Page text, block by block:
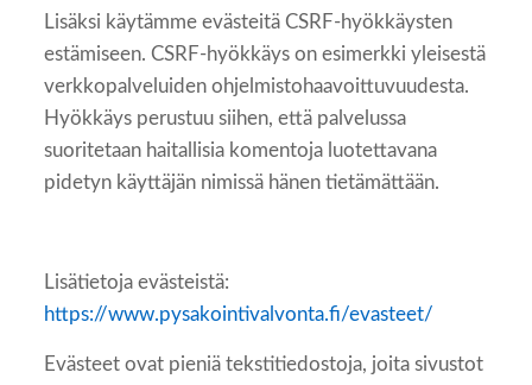
Lisäksi käytämme evästeitä CSRF-hyökkäysten
estämiseen. CSRF-hyökkäys on esimerkki yleisestä
verkkopalveluiden ohjelmistohaavoittuvuudesta.
Hyökkäys perustuu siihen, että palvelussa
suoritetaan haitallisia komentoja luotettavana
pidetyn käyttäjän nimissä hänen tietämättään.
Lisätietoja evästeistä:
https://www.pysakointivalvonta.fi/evasteet/
Evästeet ovat pieniä tekstitiedostoja, joita sivustot